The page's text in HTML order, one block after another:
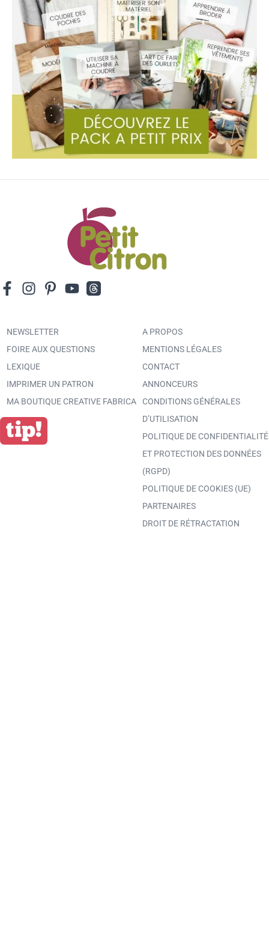
NEWSLETTER
FOIRE AUX QUESTIONS
LEXIQUE
IMPRIMER UN PATRON
MA BOUTIQUE CREATIVE FABRICA
A PROPOS
MENTIONS LÉGALES
CONTACT
ANNONCEURS
CONDITIONS GÉNÉRALES
D’UTILISATION
POLITIQUE DE CONFIDENTIALITÉ
ET PROTECTION DES DONNÉES
(RGPD)
POLITIQUE DE COOKIES (UE)
PARTENAIRES
DROIT DE RÉTRACTATION